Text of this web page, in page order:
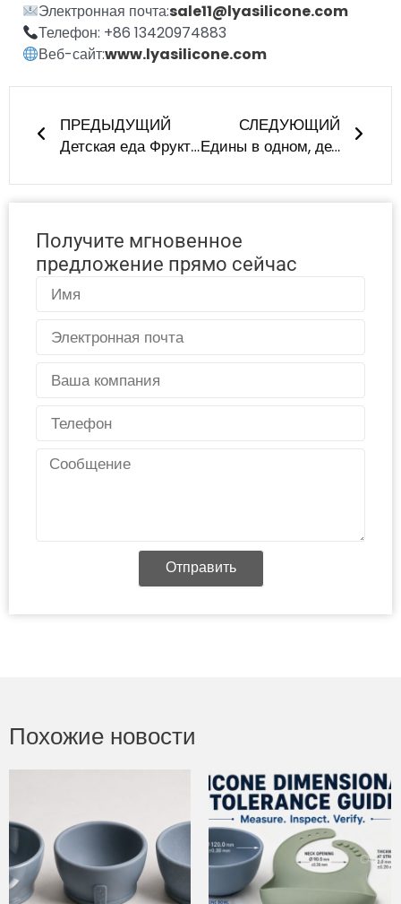
Электронная почта:sale11@lyasilicone.com
Телефон: +86 13420974883
Веб-сайт:www.lyasilicone.com
ПРЕДЫДУЩИЙ
Детская еда Фрукты кормилица силиконовые выдавливать бутылку ложка - безопасный, без беспорядка младенческой кормления ложка кормилица для легкой и веселой еды ребенка
СЛЕДУЮЩИЙ
Едины в одном, делимся радостью - LYA успешно провела мероприятие по тимбилдингу
Получите мгновенное
предложение прямо сейчас
Имя
Электронная
почта
Страна
Телефон
Сообщение
Отправить
Похожие новости